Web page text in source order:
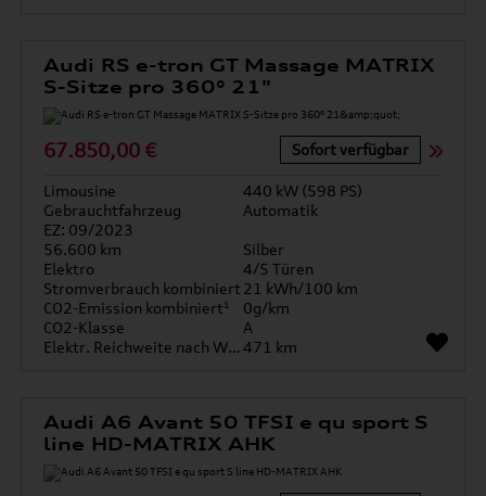
Audi RS e-tron GT Massage MATRIX
S-Sitze pro 360° 21"
67.850,00 € Sofort verfügbar
Limousine
440 kW (598 PS)
Gebrauchtfahrzeug
Automatik
EZ: 09/2023
56.600 km
Silber
Elektro
4/5 Türen
Stromverbrauch kombiniert21 kWh/100 km
CO2-Emission kombiniert¹
0g/km
CO2-Klasse
A
Elektr. Reichweite nach WLTP*471 km
Audi A6 Avant 50 TFSI e qu sport S
line HD-MATRIX AHK